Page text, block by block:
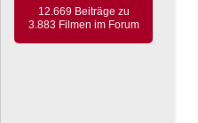
12.669 Beiträge zu
3.883 Filmen im Forum